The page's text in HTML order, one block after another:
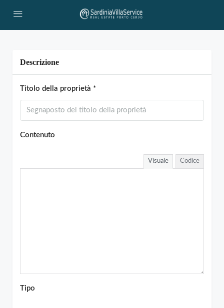
Descrizione
Titolo della proprietà *
Contenuto
Visuale Codice
Tipo